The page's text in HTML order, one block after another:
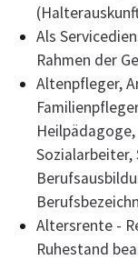
Als
Rahmen der
Altenpfleger,
Altersrente -
Ruhestand